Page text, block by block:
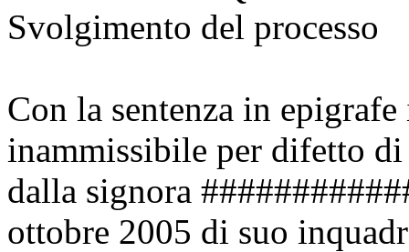
Svolgimento del processo
Con la sentenza in
inammissibile per difetto
dalla signora
ottobre 2005 di suo